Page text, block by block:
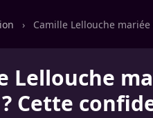
› Camille Lellouche
Lellouche
? Cette